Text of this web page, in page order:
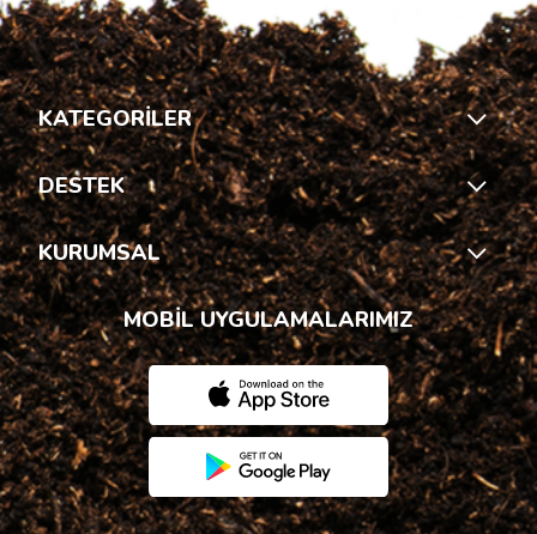
KATEGORİLER
DESTEK
KURUMSAL
MOBİL UYGULAMALARIMIZ